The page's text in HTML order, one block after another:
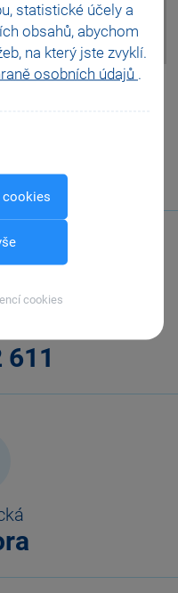
statistické účely a
obsahů, abychom
na který jste zvyklí.
osobních údajů .
cookies
cookies
Rozúčtování z nabídky
Záznam.
Pomohla Vám tato
Odeslat
611